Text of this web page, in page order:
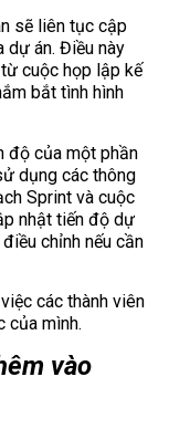
sẽ liên tục cập
dự án. Điều này
cuộc họp lập kế
bắt tình hình
độ của một phần
dụng các thông
Sprint và cuộc
nhật tiến độ dự
chỉnh nếu cần
các thành viên
của mình.
vào